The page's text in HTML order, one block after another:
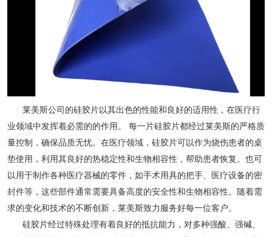
莱美斯公司的硅胶片以其出色的性能和良好的适用性，在医疗行
业领域中发挥着必需的的作用。 每一片硅胶片都经过莱美斯的严格质
量控制，确保品质无忧。在医疗领域，硅胶片可以作为烧伤患者的桌
垫使用，利用其良好的热稳定性和生物相容性，帮助患者恢复。也可
以用于制作各种医疗器械的零件，如手术用具的把手、医疗设备的密
封件等，这些部件通常需要具备高度的安全性和生物相容性。随着需
求的变化和技术的不断创新，莱美斯致力服务好每一位客户。
硅胶片经过特殊处理有着良好的抵抗能力，对多种强酸、强碱、